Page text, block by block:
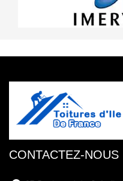
CONTACTEZ-NOUS